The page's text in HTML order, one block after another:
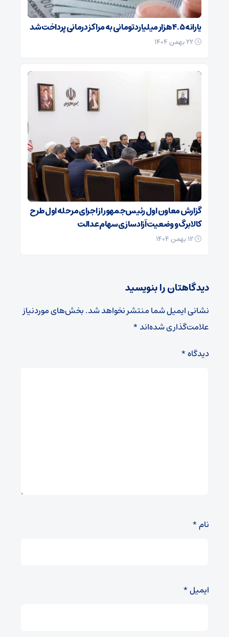
یارانه ۴.۵ هزار میلیارد تومانی به مراکز درمانی پرداخت شد
گزارش معاون اول رئیس‌جمهور از اجرای مرحله اول طرح
کالابرگ و وضعیت آزادسازی سهام عدالت
دیدگاهتان را بنویسید
نشانی ایمیل شما منتشر نخواهد شد.بخش‌های موردنیاز
علامت‌گذاری شده‌اند*
دیدگاه*
نام*
ایمیل*